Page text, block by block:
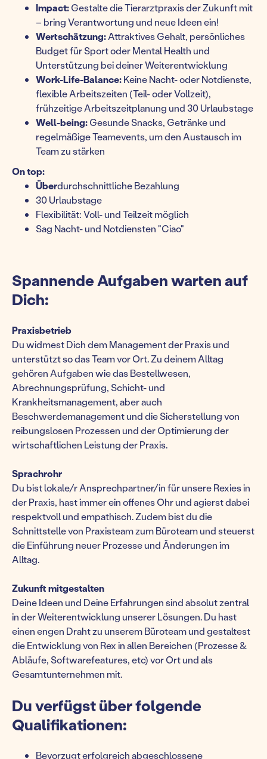
Impact:Gestalte die Tierarztpraxis der Zukunft mit
– bring Verantwortung und neue Ideen ein!
Wertschätzung:Attraktives Gehalt, persönliches
Budget für Sport oder Mental Health und
Unterstützung bei deiner Weiterentwicklung
Work-Life-Balance:Keine Nacht- oder Notdienste,
flexible Arbeitszeiten (Teil- oder Vollzeit),
frühzeitige Arbeitszeitplanung und 30 Urlaubstage
Well-being:Gesunde Snacks, Getränke und
regelmäßige Teamevents, um den Austausch im
Team zu stärken
On top:
Überdurchschnittliche Bezahlung
30 Urlaubstage
Flexibilität: Voll- und Teilzeit möglich
Sag Nacht- und Notdiensten "Ciao"
Spannende Aufgaben warten auf
Dich:
Praxisbetrieb
Du widmest Dich dem Management der Praxis und
unterstützt so das Team vor Ort. Zu deinem Alltag
gehören Aufgaben wie das Bestellwesen,
Abrechnungsprüfung, Schicht- und
Krankheitsmanagement, aber auch
Beschwerdemanagement und die Sicherstellung von
reibungslosen Prozessen und der Optimierung der
wirtschaftlichen Leistung der Praxis.
Sprachrohr
Du bist lokale/r Ansprechpartner/in für unsere Rexies in
der Praxis, hast immer ein offenes Ohr und agierst dabei
respektvoll und empathisch. Zudem bist du die
Schnittstelle von Praxisteam zum Büroteam und steuerst
die Einführung neuer Prozesse und Änderungen im
Alltag.
Zukunft mitgestalten
Deine Ideen und Deine Erfahrungen sind absolut zentral
in der Weiterentwicklung unserer Lösungen. Du hast
einen engen Draht zu unserem Büroteam und gestaltest
die Entwicklung von Rex in allen Bereichen (Prozesse &
Abläufe, Softwarefeatures, etc) vor Ort und als
Gesamtunternehmen mit.
Du verfügst über folgende
Qualifikationen:
Bevorzugt erfolgreich abgeschlossene